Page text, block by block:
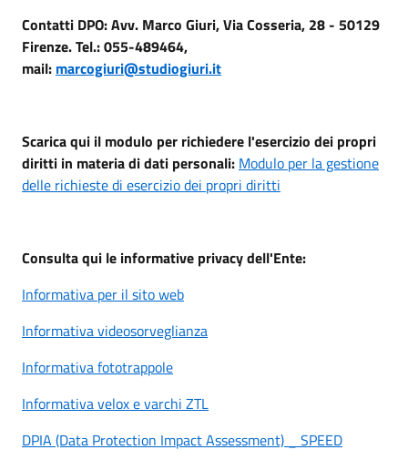
Contatti DPO: Avv. Marco Giuri, Via Cosseria, 28 - 50129
Firenze. Tel.: 055-489464,
mail: marcogiuri@studiogiuri.it
Scarica qui il modulo per richiedere l'esercizio dei propri
diritti in materia di dati personali: Modulo per la gestione
delle richieste di esercizio dei propri diritti
Consulta qui le informative privacy dell'Ente:
Informativa per il sito web
Informativa videosorveglianza
Informativa fototrappole
Informativa velox e varchi ZTL
DPIA (Data Protection Impact Assessment) _ SPEED